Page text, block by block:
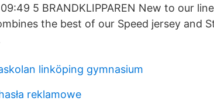
5 BRANDKLIPPAREN New to our
the best of our Speed jersey and
linköping gymnasium
reklamowe